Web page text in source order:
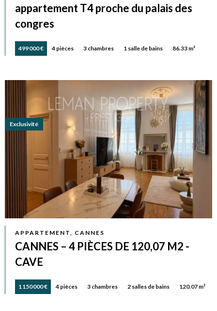
appartement T4 proche du palais des
congres
499 000 € 4 pièces 3 chambres 1 salle de bains 86.33 m²
APPARTEMENT, CANNES
CANNES – 4 PIÈCES DE 120,07 M2 -
CAVE
1 150 000 € 4 pièces 3 chambres 2 salles de bains 120.07 m²
Exclusivité